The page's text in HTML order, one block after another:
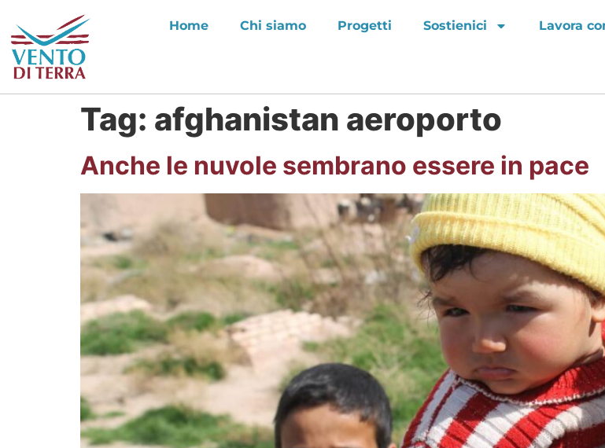
Home Chi siamo Progetti Sostienici Lavora
Tag: afghanistan aeroporto
Anche le nuvole sembrano essere in pace